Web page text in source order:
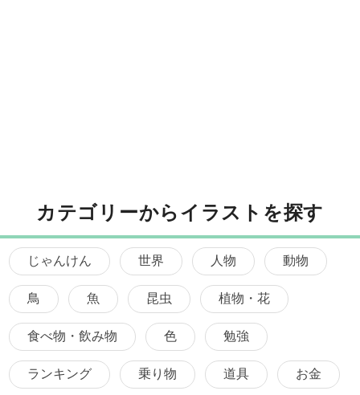
カテゴリーからイラストを探す
じゃんけん 世界 人物 動物
鳥 魚 昆虫 植物・花
食べ物・飲み物 色 勉強
ランキング 乗り物 道具 お金